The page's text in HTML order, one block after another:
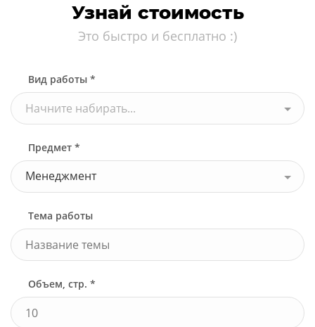
Узнай стоимость
Это быстро и бесплатно :)
Вид работы *
Начните набирать...
Предмет *
Менеджмент
Тема работы
Объем, стр. *